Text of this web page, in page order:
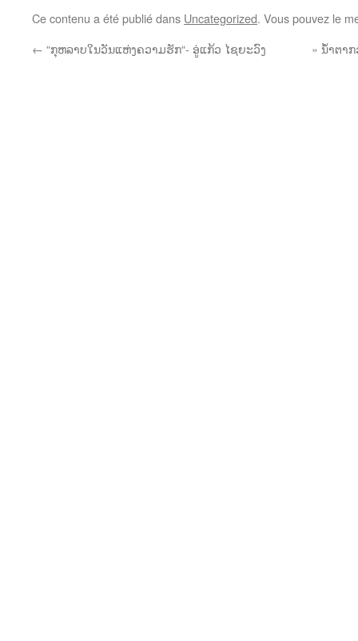
Ce contenu a été publié dans Uncategorized. Vous pouvez le
← “ກຸຫລາບໃນວັນແຫ່ງຄວາມຮັກ“- ອູ່ແກ້ວ ໄຊຍະວົງ » ນໍ້າຕາ